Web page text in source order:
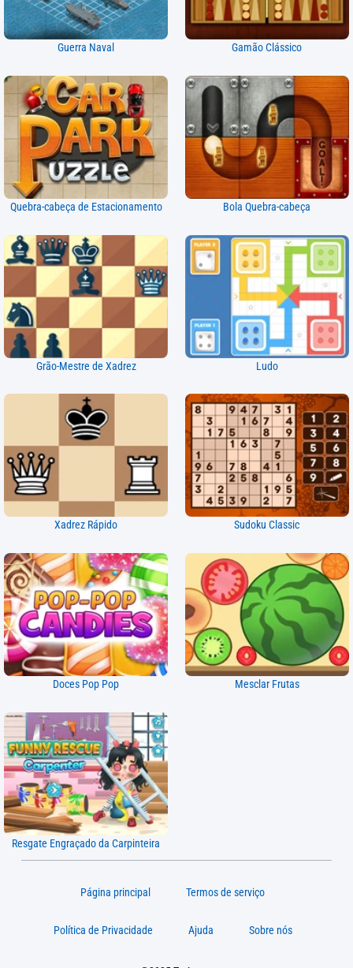
Guerra Naval Gamão Clássico
Quebra-cabeça de Estacionamento Bola Quebra-cabeça
Grão-Mestre de Xadrez Ludo
Xadrez Rápido Sudoku Classic
Doces Pop Pop Mesclar Frutas
Resgate Engraçado da Carpinteira
Página principal Termos de serviço
Política de Privacidade Ajuda Sobre nós